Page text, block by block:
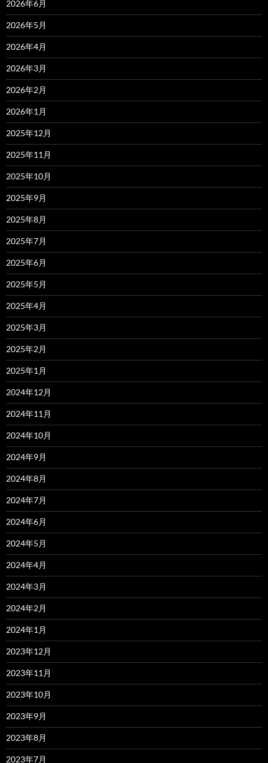
2026年6月
2026年5月
2026年4月
2026年3月
2026年2月
2026年1月
2025年12月
2025年11月
2025年10月
2025年9月
2025年8月
2025年7月
2025年6月
2025年5月
2025年4月
2025年3月
2025年2月
2025年1月
2024年12月
2024年11月
2024年10月
2024年9月
2024年8月
2024年7月
2024年6月
2024年5月
2024年4月
2024年3月
2024年2月
2024年1月
2023年12月
2023年11月
2023年10月
2023年9月
2023年8月
2023年7月